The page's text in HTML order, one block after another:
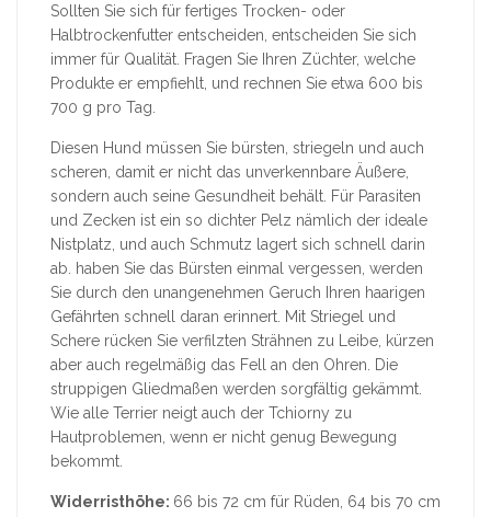
Sollten Sie sich für fertiges Trocken- oder
Halbtrockenfutter entscheiden, entscheiden Sie sich
immer für Qualität. Fragen Sie Ihren Züchter, welche
Produkte er empfiehlt, und rechnen Sie etwa 600 bis
700 g pro Tag.
Diesen Hund müssen Sie bürsten, striegeln und auch
scheren, damit er nicht das unverkennbare Äußere,
sondern auch seine Gesundheit behält. Für Parasiten
und Zecken ist ein so dichter Pelz nämlich der ideale
Nistplatz, und auch Schmutz lagert sich schnell darin
ab. haben Sie das Bürsten einmal vergessen, werden
Sie durch den unangenehmen Geruch Ihren haarigen
Gefährten schnell daran erinnert. Mit Striegel und
Schere rücken Sie verfilzten Strähnen zu Leibe, kürzen
aber auch regelmäßig das Fell an den Ohren. Die
struppigen Gliedmaßen werden sorgfältig gekämmt.
Wie alle Terrier neigt auch der Tchiorny zu
Hautproblemen, wenn er nicht genug Bewegung
bekommt.
Widerristhöhe: 66 bis 72 cm für Rüden, 64 bis 70 cm